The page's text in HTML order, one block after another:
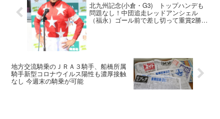
北九州記念(小倉・G3) トップハンデも
問題なし！中団追走レッドアンシェル
（福永）ゴール前で差し切って重賞2勝
地方交流騎乗のＪＲＡ３騎手、船橋所属
騎手新型コロナウイルス陽性も濃厚接触
なし 今週末の騎乗が可能